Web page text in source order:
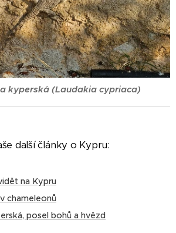
kyperská (Laudakia cypriaca)
další články o Kypru:
na Kypru
chameleonů
posel bohů a hvězd